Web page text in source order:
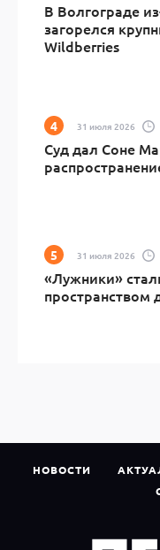
В Волгограде
загорелся
Wildberries
31 июля 2026
Суд дал Соне
31 июля 2026
«Лужники»
пространством
НОВОСТИ